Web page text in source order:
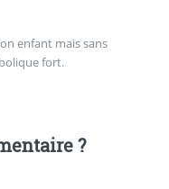
enfant mais sans
fort.
?